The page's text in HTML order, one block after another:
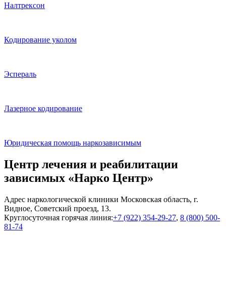
Налтрексон
Кодирование уколом
Эспераль
Лазерное кодирование
Юридическая помощь наркозависимым
Центр лечения и реабилитации
зависимых «Нарко Центр»
Адрес наркологической клиники Московская область, г.
Видное, Советский проезд, 13.
Круглосуточная горячая линия:+7 (922) 354-29-27, 8 (800) 500-
81-74